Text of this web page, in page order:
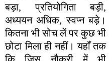
बड़ा, प्रतियोगिता बड़ी,
अध्ययन अधिक, स्वप्न बड़े।
कितना भी सोच लें पर कुछ भी
छोटा मिला ही नहीं। यहाँ तक
कि जिस नौकरी में भी